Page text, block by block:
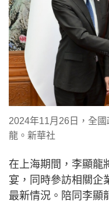
2024年11月26日，全
龍。新華社
在上海期間，李顯龍
宴，同時參訪相關企
最新情況。陪同李顯